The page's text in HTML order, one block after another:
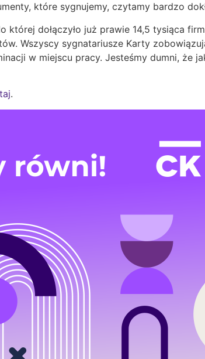
które sygnujemy, czytamy bardzo
której dołączyło już prawie 14,5 tysiąca
Wszyscy sygnatariusze Karty
w miejscu pracy. Jesteśmy dumni, że
.